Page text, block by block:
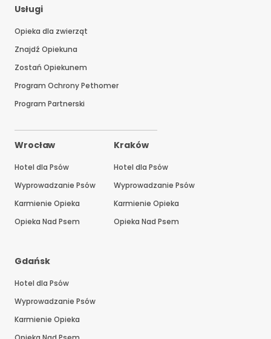
Usługi
Opieka dla zwierząt
Znajdź Opiekuna
Zostań Opiekunem
Program Ochrony Pethomer
Program Partnerski
Wrocław
Hotel dla Psów
Wyprowadzanie Psów
Karmienie Opieka
Opieka Nad Psem
Kraków
Hotel dla Psów
Wyprowadzanie Psów
Karmienie Opieka
Opieka Nad Psem
Gdańsk
Hotel dla Psów
Wyprowadzanie Psów
Karmienie Opieka